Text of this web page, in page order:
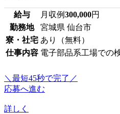
給与 月収例300,000円
勤務地
宮城県 仙台市
寮・社宅 あり（無料）
仕事内容 電子部品系工場での
＼最短45秒で完了／
応募へ進む
詳しく